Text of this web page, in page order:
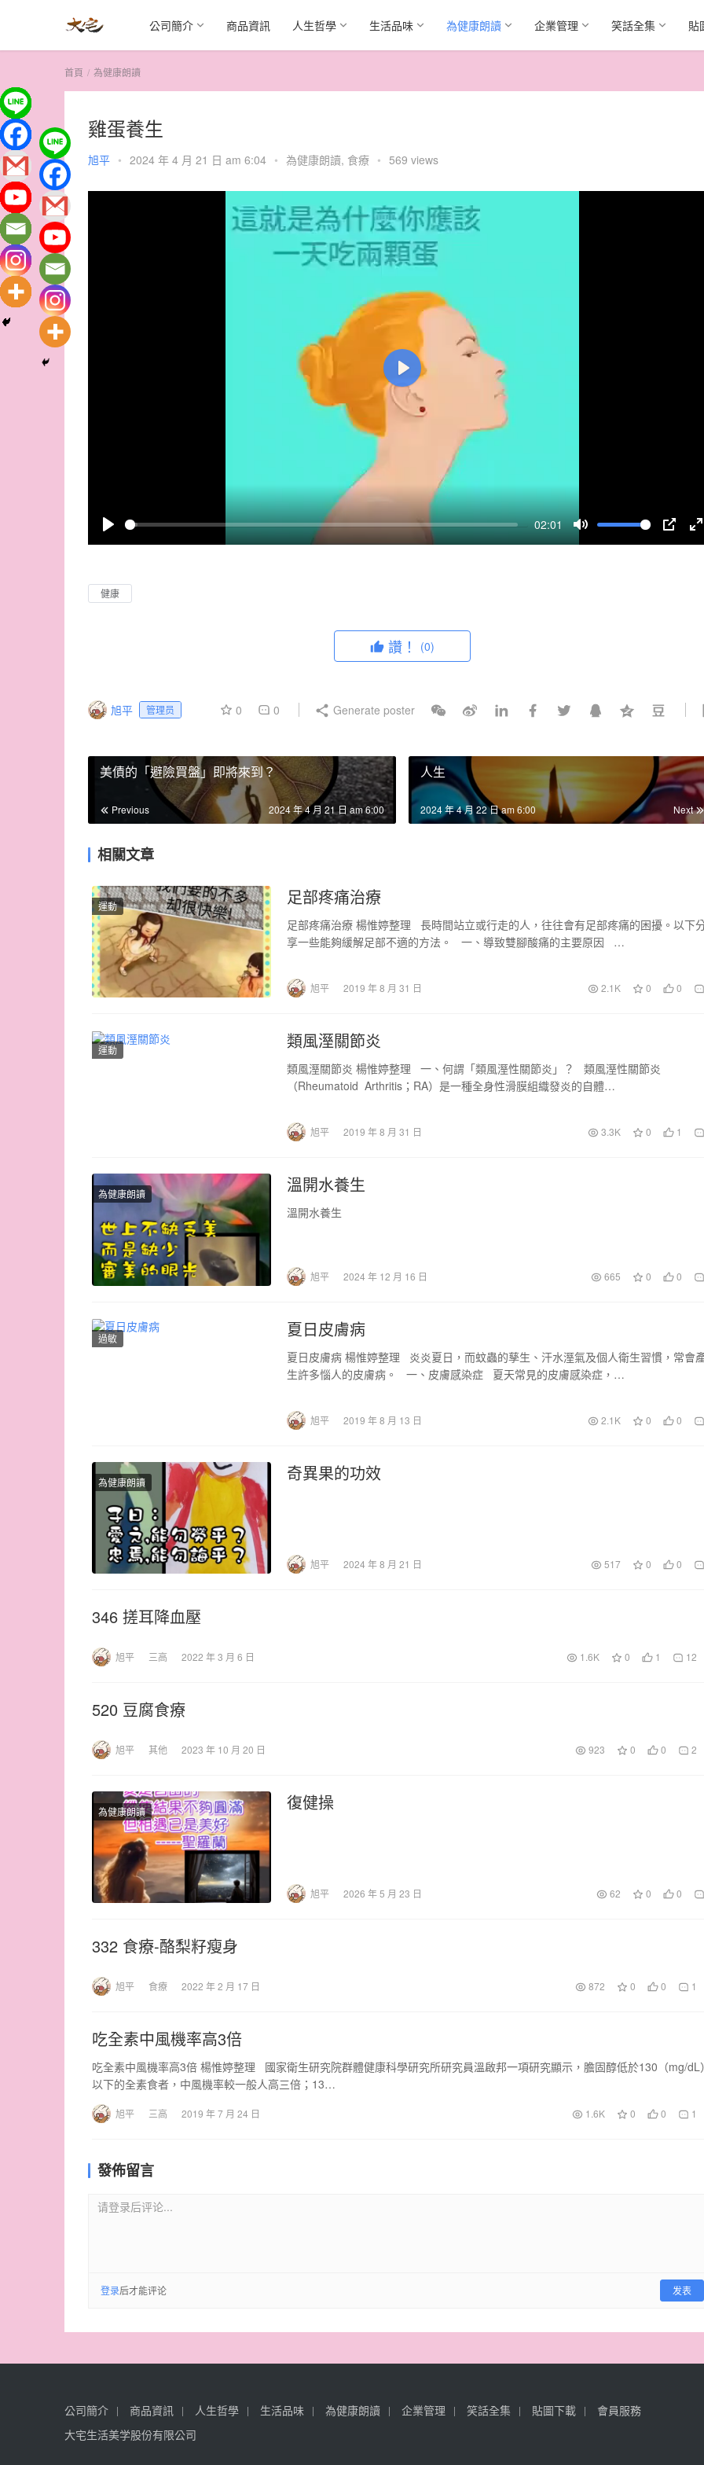
公司簡介 商品資訊 人生哲學 生活品味 為健康朗讀 企業管理 笑話全集 貼
首頁 為健康朗讀
雞蛋養生
旭平 • 2024 年 4 月 21 日 am 6:04 • 為健康朗讀, 食療 • 569 views
P
a
y
02:01
M
P
E
c
r
e
e
P
l
健康
讚！ (0)
旭平 管理员 0 0 Generate poster
美債的「避險買盤」即將來到？
Previous 2024 年 4 月 21 日 am 6:00
人生
Next
2024 年 4 月 22 日 am 6:00
相關文章
運動 足部疼痛治療
足部疼痛治療 楊惟婷整理 長時間站立或行走的人，往往會有足部疼痛的困擾。以下
享一些能夠緩解足部不適的方法。 一、導致雙腳酸痛的主要原因 …
旭平 2019 年 8 月 31 日 2.1K 0 0
運動 類風溼關節炎
類風溼關節炎 楊惟婷整理 一、何謂「類風溼性關節炎」？ 類風溼性關節炎
（Rheumatoid Arthritis；RA）是一種全身性滑膜組織發炎的自體…
旭平 2019 年 8 月 31 日 3.3K 0 1
為健康朗讀 溫開水養生
溫開水養生
旭平 2024 年 12 月 16 日 665 0 0
過敏 夏日皮膚病
夏日皮膚病 楊惟婷整理 炎炎夏日，而蚊蟲的孳生、汗水溼氣及個人衛生習慣，常會
生許多惱人的皮膚病。 一、皮膚感染症 夏天常見的皮膚感染症，…
旭平 2019 年 8 月 13 日 2.1K 0 0
為健康朗讀 奇異果的功效
旭平 2024 年 8 月 21 日 517 0 0
346 搓耳降血壓
旭平 三高 2022 年 3 月 6 日 1.6K 0 1 12
520 豆腐食療
旭平 其他 2023 年 10 月 20 日 923 0 0 2
為健康朗讀 復健操
旭平 2026 年 5 月 23 日 62 0 0
332 食療-酪梨籽瘦身
旭平 食療 2022 年 2 月 17 日 872 0 0 1
吃全素中風機率高3倍
吃全素中風機率高3倍 楊惟婷整理 國家衛生研究院群體健康科學研究所研究員溫啟邦一項研究顯示，膽固醇低於130（mg/dL
以下的全素食者，中風機率較一般人高三倍；13…
旭平 三高 2019 年 7 月 24 日 1.6K 0 0 1
發佈留言
请登录后评论...
登录后才能评论 发表
公司簡介 商品資訊 人生哲學 生活品味 為健康朗讀 企業管理 笑話全集 貼圖下載
會員服務
大宅生活美学股份有限公司